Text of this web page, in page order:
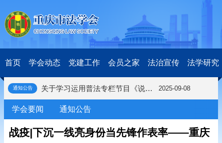
首页 学会动态 党建工作 会员之家 法治宣传 法学研究
通知公告
关于研究阐释党的二十届四中全会和中央全面依法治国工作会议精神专项课题申报工作的通知
第七届“中国—东盟法治论坛”11月20日至22日在渝举办2025-11-18
重庆市法学会数字法学研究会学术年会拟于11月14日召开 2025-10-28
中共重庆市委 重庆市人民政府 关于深入开展向“时代楷模”重庆检察未成年人保护工作团队代表学习活动的决定 2025-10-09
第二十届西部法治论坛暨法治宁夏论坛拟获奖论文公示
征稿启事
中国法学会2025年度部级法学研究课题立项公示公告 2025-07-08
学会要闻 通知公告
战疫|下沉一线亮身份当先锋作表率——重庆